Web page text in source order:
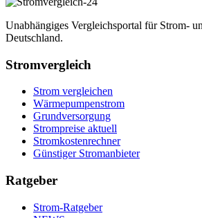
Unabhängiges Vergleichsportal für Strom-
Deutschland.
Stromvergleich
Strom vergleichen
Wärmepumpenstrom
Grundversorgung
Strompreise aktuell
Stromkostenrechner
Günstiger Stromanbieter
Ratgeber
Strom-Ratgeber